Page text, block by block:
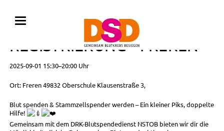
BLUTSPENDE MIT
REGISTRIERUNG • FREREN
2025-09-01 15:30–20:00 Uhr
Ort: Freren 49832 Oberschule Klausenstraße 3,
Blut spenden & Stammzellspender werden – Ein kleiner Piks, doppelte
Hilfe!
Gemeinsam mit dem DRK-Blutspendedienst NSTOB bieten wir dir die